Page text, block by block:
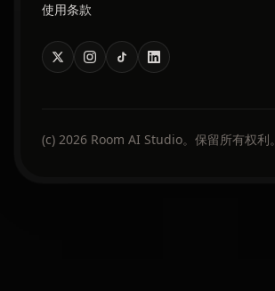
使用条款
(c) 2026 Room AI Studio。保留所有权利。